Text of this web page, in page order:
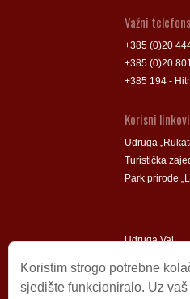
Važni
+385 (0)20
+385 (0)20
+385 194 -
Korisni linkovi
Udruga
Turistička
Park prirode
Udruga Val
Koristim strogo potrebne
sjedište funkcioniralo. Uz